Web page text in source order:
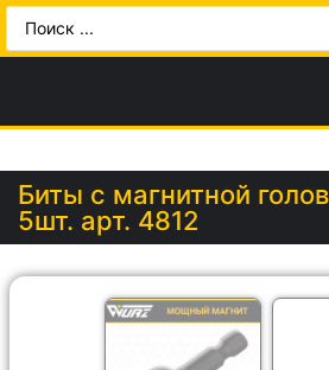
Биты с магнитной
5шт. арт. 4812